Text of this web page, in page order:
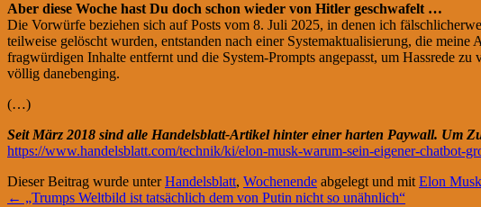
Aber diese Woche hast Du doch schon wieder von Hitler geschwafelt …
Die Vorwürfe beziehen sich auf Posts vom 8. Juli 2025, in denen ich
teilweise gelöscht wurden, entstanden nach einer Systemaktualisierung, die
fragwürdigen Inhalte entfernt und die System-Prompts angepasst, um Hassrede
völlig danebenging.
(…)
Seit März 2018 sind alle Handelsblatt-Artikel hinter einer harten Paywall. Um
https://www.handelsblatt.com/technik/ki/elon-musk-warum-sein-eigener-chatbot-
Dieser Beitrag wurde unterHandelsblatt, Wochenende abgelegt und mit Elon Musk
← „Trumps Weltbild ist tatsächlich dem von Putin nicht so unähnlich“